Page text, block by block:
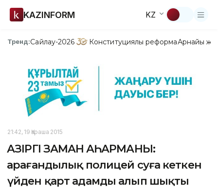
KAZINFORM KZ
Тренд:Сайлау-2026 Конституциялық реформаАрнайы
21:42, 19 Қараша 2015
ҚАЗІРГІ ЗАМАН ҚАҺАРМАНЫ:
Қарағандылық полицей суға кеткен
үйден қарт адамды алып шықты